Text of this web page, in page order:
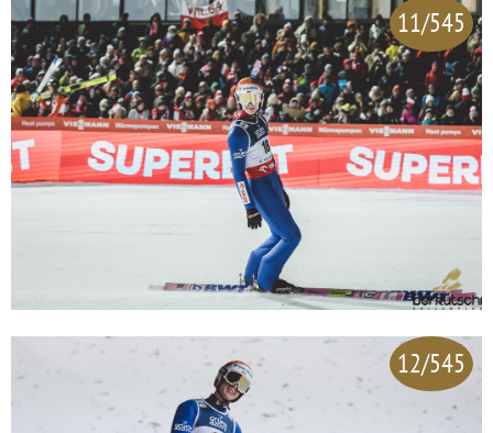
11/545
12/545